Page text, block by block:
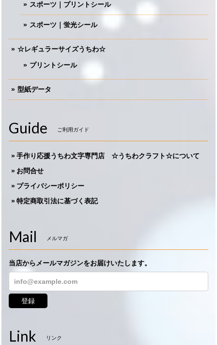
スポーツ｜プリントシール
スポーツ｜蛍光シール
☆レギュラーサイズうちわ☆
プリントシール
型紙データ
Guide ご利用ガイド
手作り応援うちわ文字専門店 ☆うちわクラフト☆について
お問合せ
プライバシーポリシー
特定商取引法に基づく表記
Mail メルマガ
当店からメールマガジンをお届けいたします。
登録
Link リンク